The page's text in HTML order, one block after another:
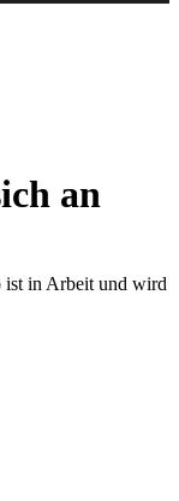
an
ist in Arbeit und wird